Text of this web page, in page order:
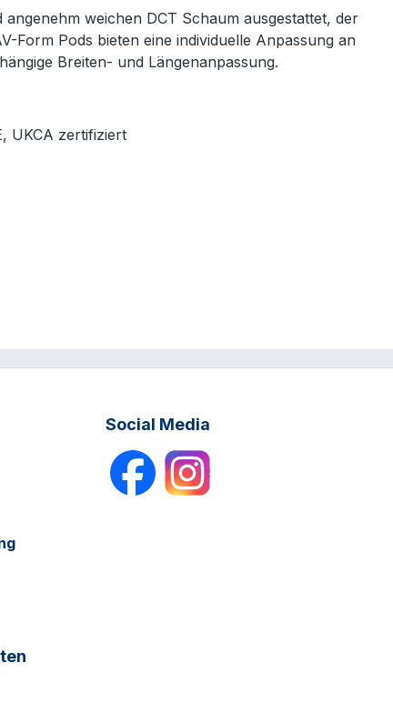
weichen DCT Schaum ausgestattet, der
Form Pods bieten eine individuelle Anpassung an
Breiten- und Längenanpassung.
UKCA zertifiziert
Social Media